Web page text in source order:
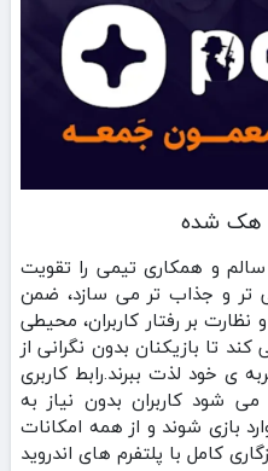
و همکاری تیمی را تقویت
تر و جذاب‌ تر می‌ سازد، ضمن
بر رفتار کاربران، محیطی
تا بازیکنان بدون نگرانی از
ی خود لذت ببرند.رابط کاربری
شود کاربران بدون نیاز به
بازی شوند و از همه امکانات
کامل با پلتفرم‌ های اندروید